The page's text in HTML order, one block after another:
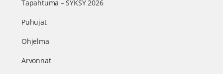
Tapahtuma – SYKSY 2026
Puhujat
Ohjelma
Arvonnat